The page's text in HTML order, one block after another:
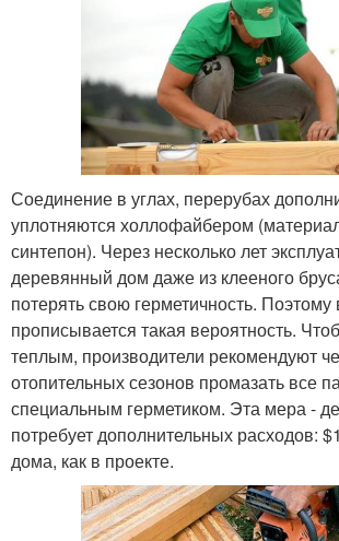
Соединение в углах, перерубах
уплотняются холлофайбером
синтепон). Через несколько лет
деревянный дом даже из клееного
потерять свою герметичность. Поэтому
прописывается такая вероятность.
теплым, производители рекомендуют
отопительных сезонов промазать все
специальным герметиком. Эта мера -
потребует дополнительных расходов:
дома, как в проекте.